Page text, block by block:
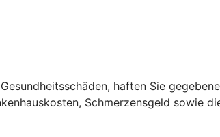
haften Sie
Schmerzensgeld sowie